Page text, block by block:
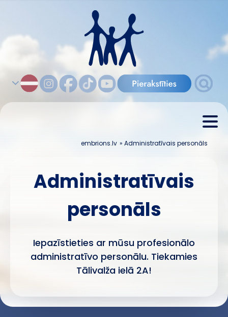
embrions.lv » Administratīvais personāls
Administratīvais
personāls
Iepazīstieties ar mūsu profesionālo
administratīvo personālu. Tiekamies
Tālivalža ielā 2A!